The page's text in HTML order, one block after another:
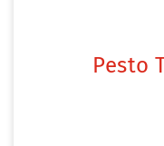
Pesto